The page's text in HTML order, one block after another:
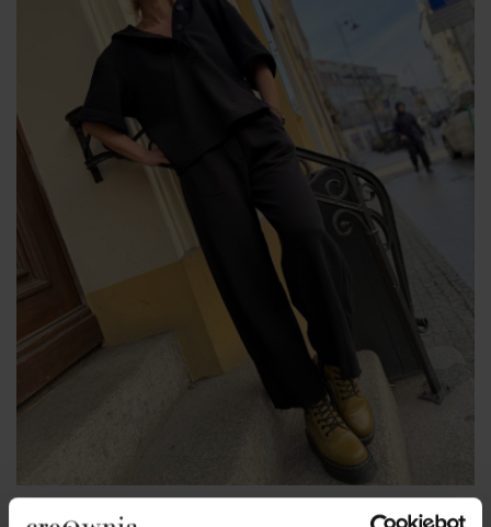
Czarne Spodnie z wysokim stanem i kieszeniami